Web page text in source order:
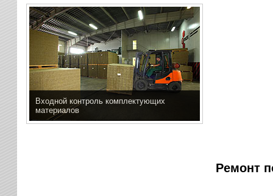
Входной контроль комплектующих
материалов
Ремонт